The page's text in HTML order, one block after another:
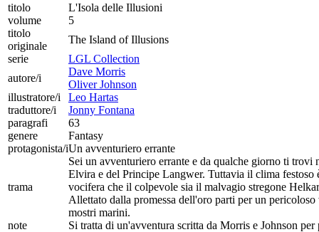
titolo
L'Isola delle Illusioni
volume
5
titolo
originale
The Island of Illusions
serie
LGL Collection
autore/i
Dave Morris
Oliver Johnson
illustratore/i
Leo Hartas
traduttore/i
Jonny Fontana
paragrafi
63
genere
Fantasy
protagonista/iUn avventuriero errante
trama
Sei un avventuriero errante e da qualche giorno ti
Elvira e del Principe Langwer. Tuttavia il clima
vocifera che il colpevole sia il malvagio stregone
Allettato dalla promessa dell'oro parti per un
mostri marini.
note
Si tratta di un'avventura scritta da Morris e Johnson